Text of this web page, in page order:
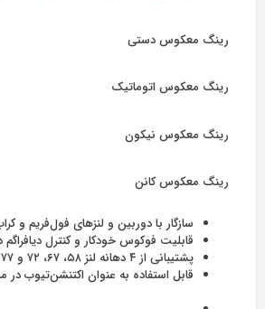
رینگ معکوس دستی
رینگ معکوس اتوماتیک
رینگ معکوس نیکون
رینگ معکوس کانن
سازگار با دوربین و لنزهای فول‌فریم و
قابلیت فوکوس خودکار و کنترل
پشتیبانی از ۴ دهانه لنز ۵۸، ۶۷، ۷۲ و ۷۷ در مدل اتوماتیک
قابل استفاده به عنوان اکتنشن‌تیوب در